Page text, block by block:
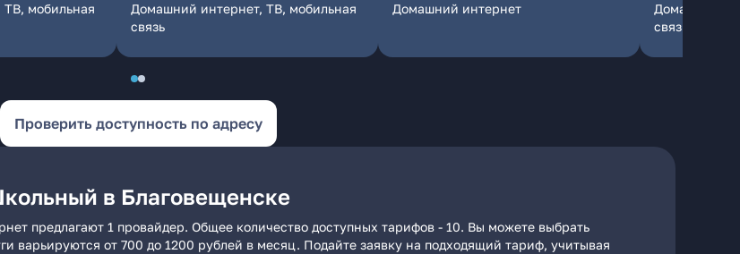
мобильная
Домашний интернет, ТВ, мобильная
связь
Домашний интернет
Домашний
связь
Проверить доступность по адресу
в Благовещенске
предлагают 1 провайдер. Общее количество доступных тарифов - 10. Вы можете выбрать
варьируются от 700 до 1200 рублей в месяц. Подайте заявку на подходящий тариф, учитывая